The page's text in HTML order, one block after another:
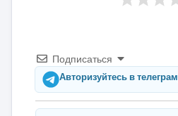
Подписаться
Авторизуйтесь в телеграм